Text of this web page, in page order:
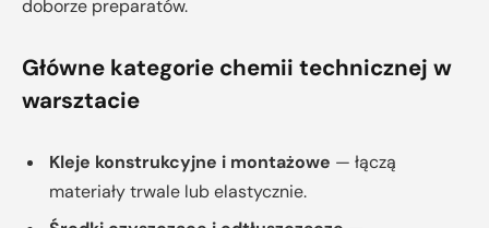
doborze preparatów.
Główne kategorie chemii technicznej w
warsztacie
Kleje konstrukcyjne i montażowe — łączą
materiały trwale lub elastycznie.